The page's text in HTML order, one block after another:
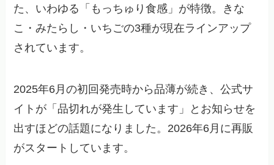
た、いわゆる「もっちゅり食感」が特徴。きな
こ・みたらし・いちごの3種が現在ラインアップ
されています。
2025年6月の初回発売時から品薄が続き、公式サ
イトが「品切れが発生しています」とお知らせを
出すほどの話題になりました。2026年6月に再販
がスタートしています。